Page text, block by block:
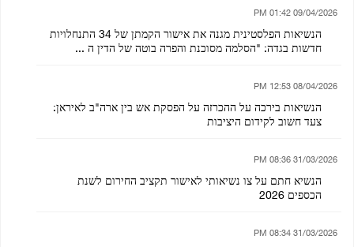
09/04/2026 01:42 PM
הנשיאות הפלסטינית מגנה את אישור הקמתן של 34 התנחלויות
חדשות בגדה: "הסלמה מסוכנת והפרה בוטה של הדין ה ...
08/04/2026 12:53 PM
הנשיאות בירכה על ההכרזה על הפסקת אש בין ארה"ב לאיראן:
צעד חשוב לקידום היציבות
31/03/2026 08:36 PM
הנשיא חתם על צו נשיאותי לאישור תקציב החירום לשנת
הכספים 2026
31/03/2026 08:34 PM